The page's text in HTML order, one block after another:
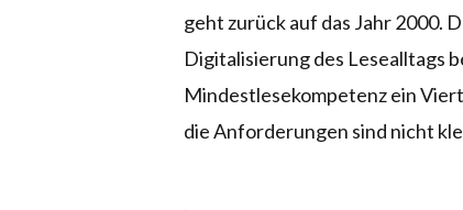
geht zurück auf das Jahr 2000.
Digitalisierung des Lesealltags
Mindestlesekompetenz ein
die Anforderungen sind nicht